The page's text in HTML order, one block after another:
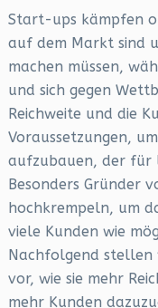
Start-ups kämpfen
auf dem Markt sind
machen müssen,
und sich gegen
Reichweite und die
Voraussetzungen,
aufzubauen, der für
Besonders Gründer
hochkrempeln, um
viele Kunden wie
Nachfolgend
vor, wie sie mehr
mehr Kunden